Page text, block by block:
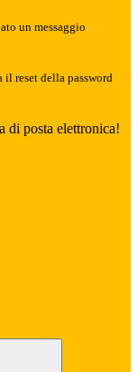
un messaggio
il reset della password
di posta elettronica!